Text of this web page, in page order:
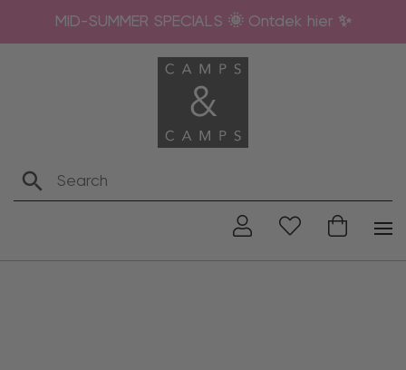
MID-SUMMER SPECIALS 🌞 Ontdek hier ✨